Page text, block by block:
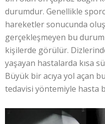
durumdur. Genellikle
hareketler sonucunda
gerçekleşmeyen bu
kişilerde görülür.
yaşayan hastalarda kısa
Büyük bir acıya yol açan
tedavisi yöntemiyle hasta